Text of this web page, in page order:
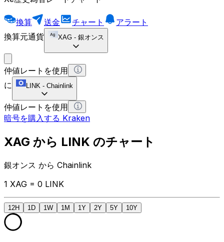
換算 送金 チャート
アラート
換算元通貨
XAG - 銀オンス
仲値レートを使用
に
LINK - Chainlink
仲値レートを使用
暗号を購入する Kraken
XAG から LINK のチャート
銀オンス から Chainlink
1 XAG = 0 LINK
12H 1D 1W 1M 1Y 2Y 5Y 10Y